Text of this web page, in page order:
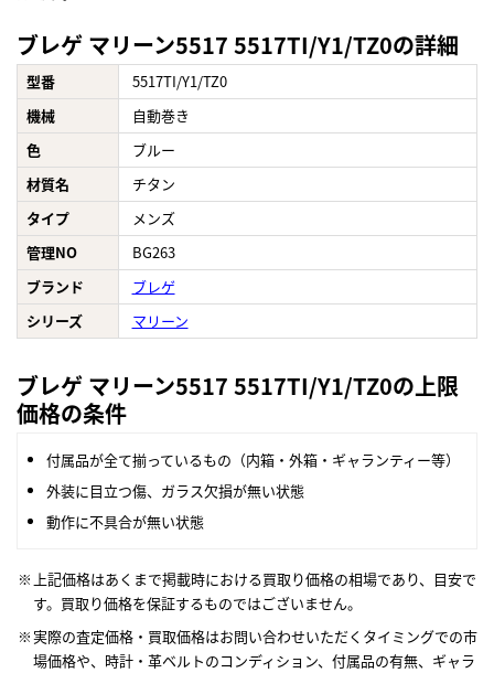
ブレゲ マリーン5517 5517TI/Y1/TZ0の詳細
型番
5517TI/Y1/TZ0
機械
自動巻き
色
ブルー
材質名
チタン
タイプ
メンズ
管理NO
BG263
ブランド
ブレゲ
シリーズ
マリーン
ブレゲ マリーン5517 5517TI/Y1/TZ0の上限
価格の条件
付属品が全て揃っているもの（内箱・外箱・ギャランティー等）
外装に目立つ傷、ガラス欠損が無い状態
動作に不具合が無い状態
上記価格はあくまで掲載時における買取り価格の相場であり、目安で
す。買取り価格を保証するものではございません。
実際の査定価格・買取価格はお問い合わせいただくタイミングでの市
場価格や、時計・革ベルトのコンディション、付属品の有無、ギャラ